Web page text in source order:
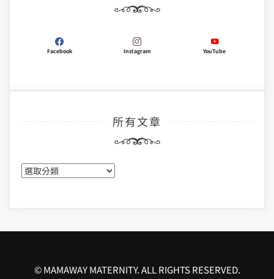
Facebook Instagram YouTube
所有文章
所
有
章
© MAMAWAY MATERNITY. ALL RIGHTS RESERVED.